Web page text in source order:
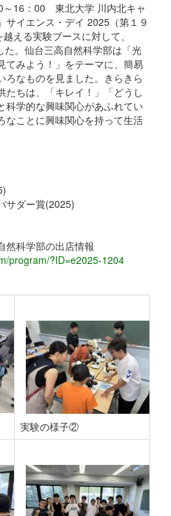
～16：00 東北大学 川内北キャ
サイエンス・デイ 2025（第１９
える実験ブースに対して、
。仙台三高自然科学部は「光
てみよう！」をテーマに、簡易
ろなものを見ました。きらきら
たちは、「キレイ！」「どうし
科学的な興味関心があふれてい
なことに興味関心を持って生活
サダー賞(2025)
然科学部の出店情報
program/?ID=e2025-1204
実験の様子②